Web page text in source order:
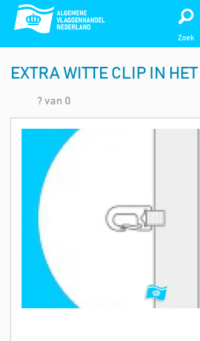
Zoek
EXTRA WITTE CLIP IN
? van 0